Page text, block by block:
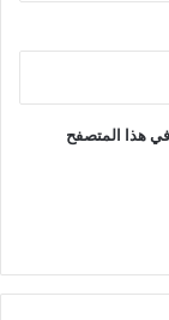
في هذا المتصفح